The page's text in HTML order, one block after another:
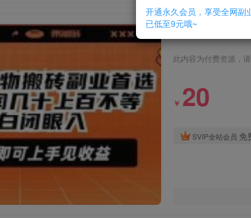
2024得物搬砖副业
此内容为付费资源，
￥ 20
SVIP全站会员 免
开通永久会员，享受全网副
已低至9元哦~